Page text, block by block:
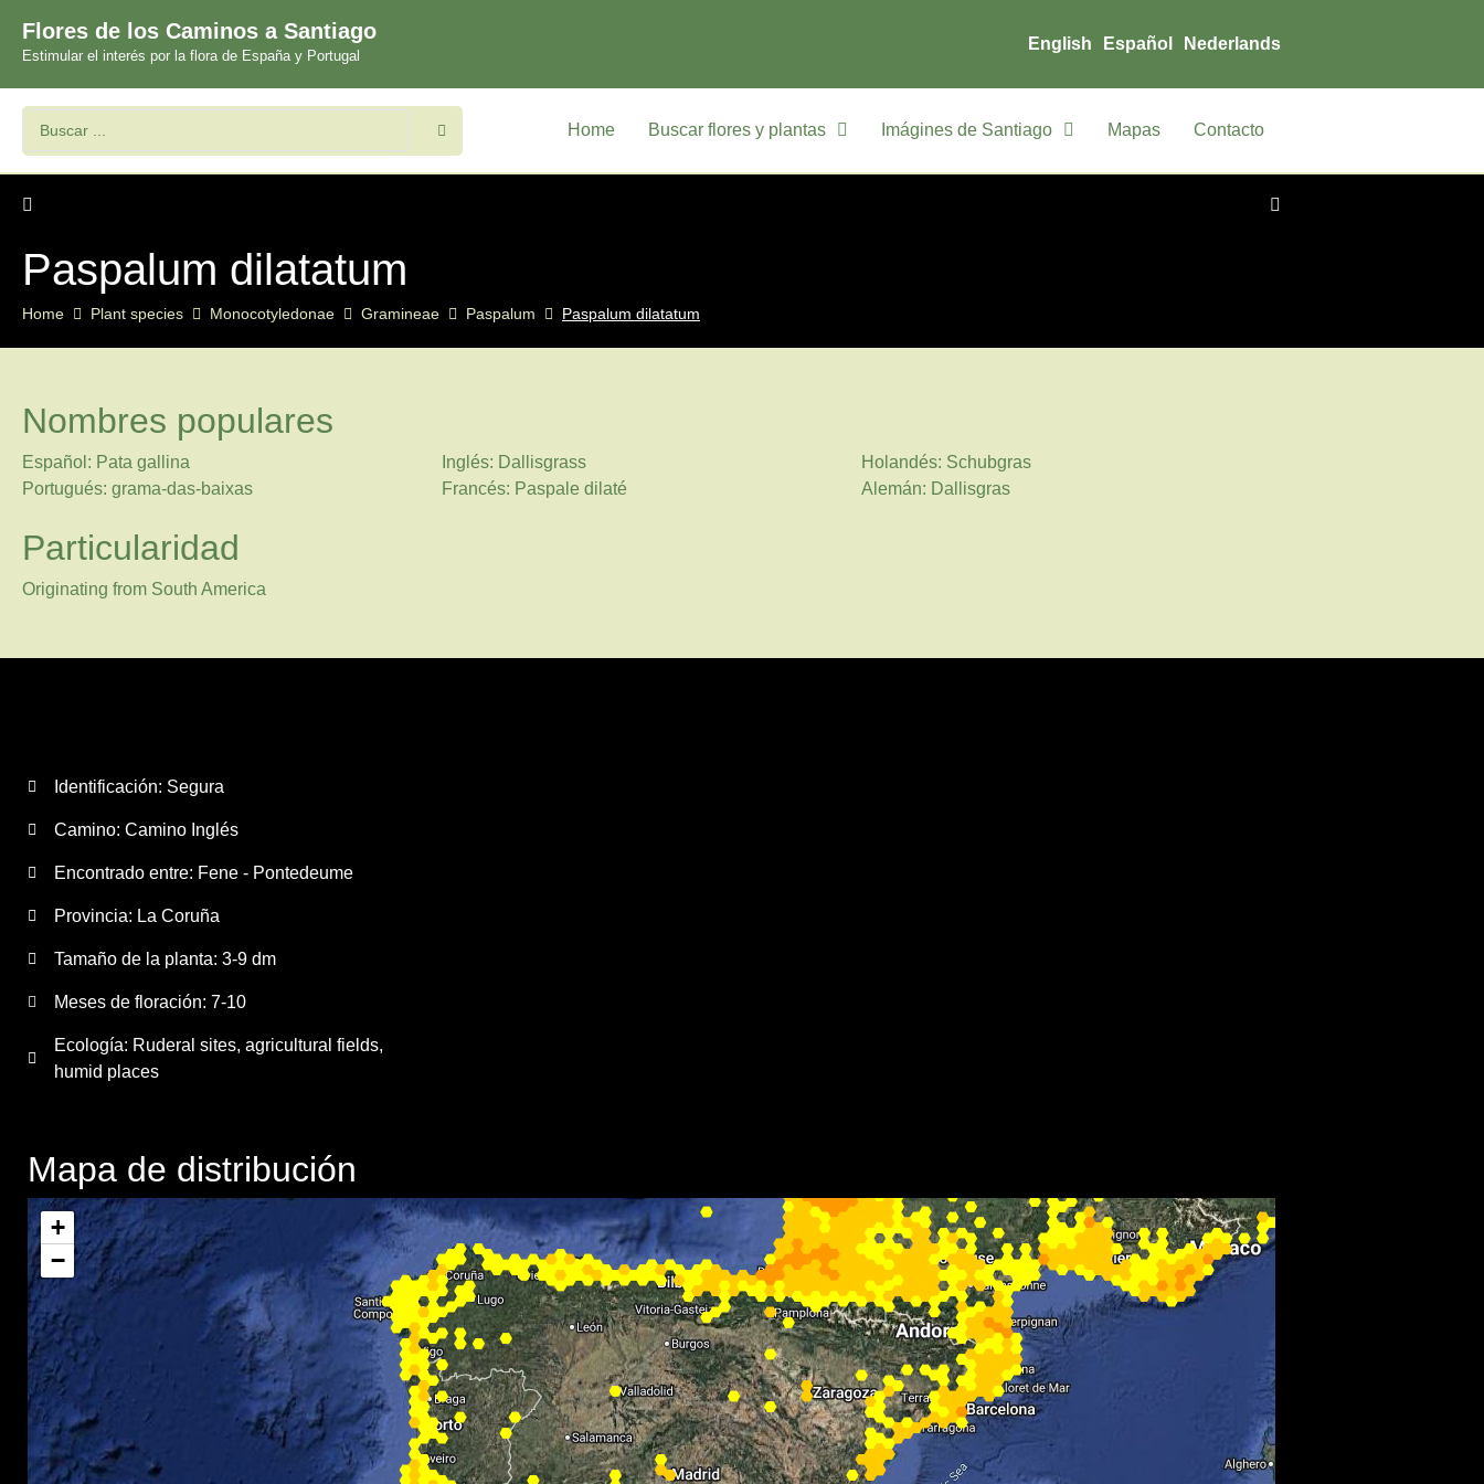
Flores de los Caminos a Santiago
Estimular el interés por la flora de España y Portugal
English Español Nederlands
Home Buscar flores y plantas Imágines de Santiago Mapas Contacto
Paspalum dilatatum
Home Plant species Monocotyledonae Gramineae Paspalum Paspalum dilatatum
Nombres populares
Español: Pata gallina Inglés: Dallisgrass
Holandés: Schubgras
Portugués: grama-das-baixas
Francés: Paspale dilaté Alemán: Dallisgras
Particularidad
Originating from South America
Identificación: Segura
Camino: Camino Inglés
Encontrado entre: Fene - Pontedeume
Provincia: La Coruña
Tamaño de la planta: 3-9 dm
Meses de floración: 7-10
Ecología: Ruderal sites, agricultural fields,
humid places
Mapa de distribución
+
−